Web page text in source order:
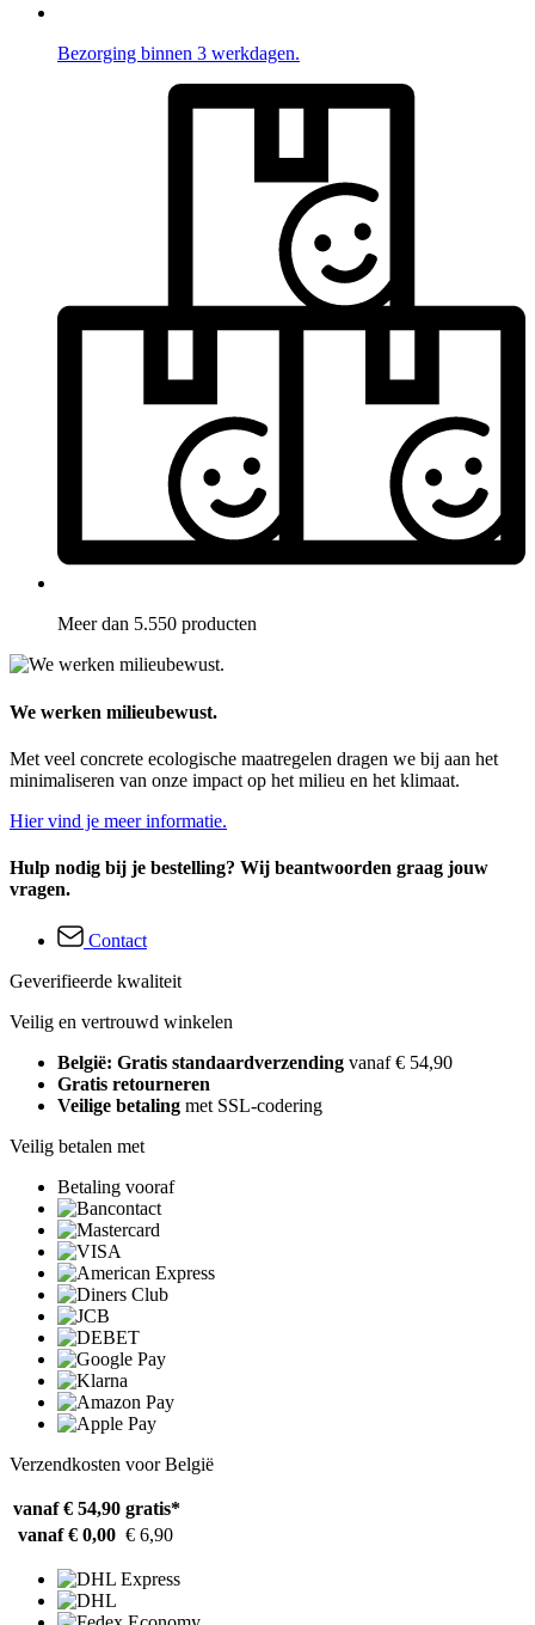
Bezorging binnen 3 werkdagen.
Meer dan 5.550 producten
We werken milieubewust.
Met veel concrete ecologische maatregelen dragen we bij aan het
minimaliseren van onze impact op het milieu en het klimaat.
Hier vind je meer informatie.
Hulp nodig bij je bestelling? Wij beantwoorden graag jouw
vragen.
Contact
Geverifieerde kwaliteit
Veilig en vertrouwd winkelen
België: Gratis standaardverzending vanaf € 54,90
Gratis retourneren
Veilige betaling met SSL-codering
Veilig betalen met
Betaling vooraf
Verzendkosten voor België
vanaf € 54,90 gratis*
vanaf € 0,00 € 6,90